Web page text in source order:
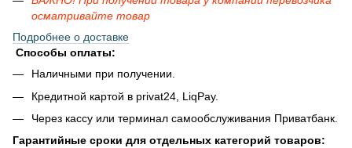
осматривайте товар
Подробнее о доставке
Способы оплаты:
Наличными при получении.
Кредитной картой в privat24, LiqPay.
Через кассу или терминал самообслуживания Приватбанк.
Гарантийные сроки для отдельных категорий товаров: